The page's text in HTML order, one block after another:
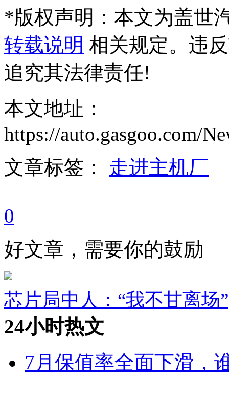
*版权声明：本文为盖世
转载说明 相关规定。违
追究其法律责任!
本文地址：
https://auto.gasgoo.com/
文章标签： 走进主机厂
0
好文章，需要你的鼓励
芯片局中人：“我不甘离场”
24小时热文
7月保值率全面下滑，